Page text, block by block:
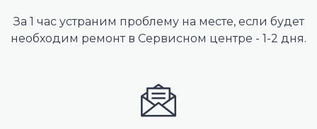
За 1 час устраним проблему на месте, если будет
необходим ремонт в Сервисном центре - 1-2 дня.